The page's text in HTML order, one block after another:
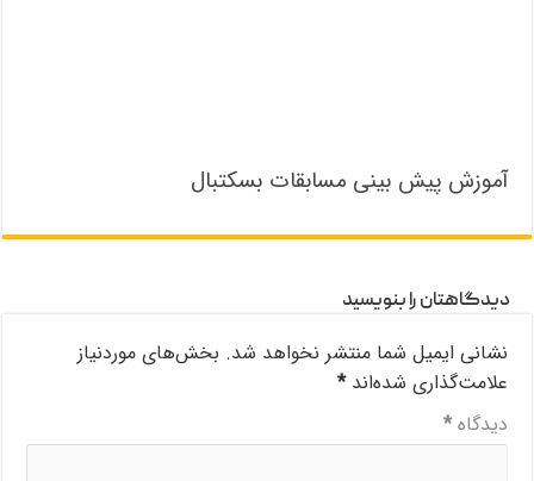
آموزش پیش بینی مسابقات بسکتبال
دیدگاهتان را بنویسید
نشانی ایمیل شما منتشر نخواهد شد. بخش‌های موردنیاز
علامت‌گذاری شده‌اند*
دیدگاه*